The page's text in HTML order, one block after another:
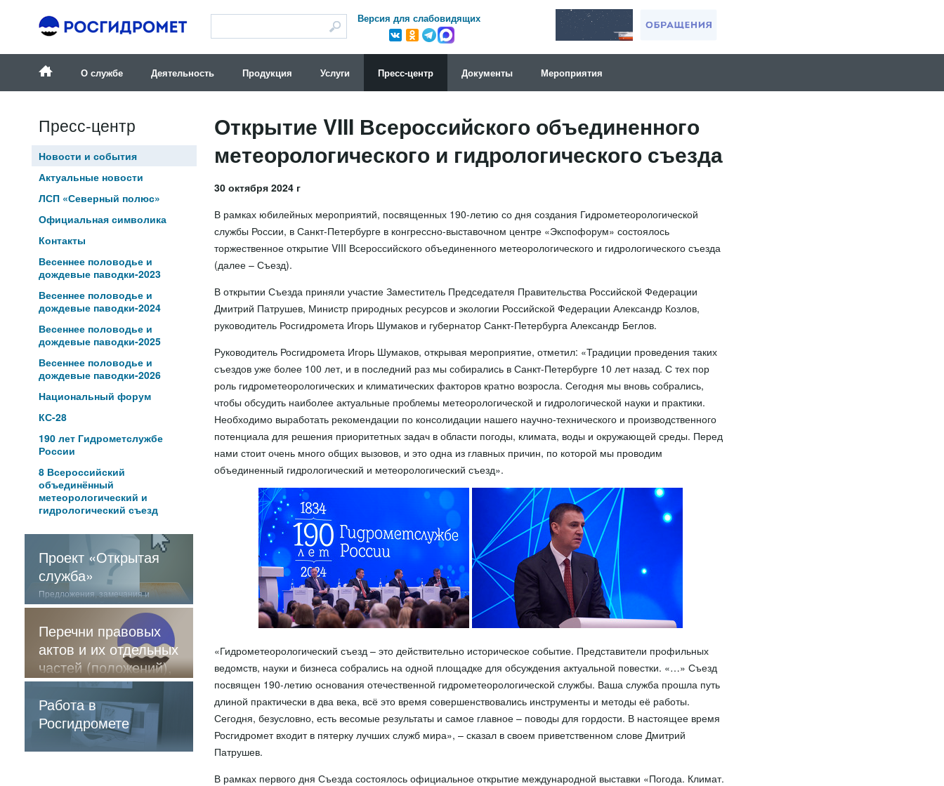
Версия для слабовидящих
О службе Деятельность Продукция Услуги Пресс-центр Документы Мероприятия
Пресс-центр
Новости и события
Актуальные новости
ЛСП «Северный полюс»
Официальная символика
Контакты
Весеннее половодье и
дождевые паводки-2023
Весеннее половодье и
дождевые паводки-2024
Весеннее половодье и
дождевые паводки-2025
Весеннее половодье и
дождевые паводки-2026
Национальный форум
КС-28
190 лет Гидрометслужбе
России
8 Всероссийский
объединённый
метеорологический и
гидрологический съезд
Проект «Открытая
служба»
Предложения, замечания и
отзывы о нашей работе
Перечни правовых
актов и их отдельных
частей (положений),
содержащие
обязательные
требования
Работа в
Росгидромете
Открытие VIII Всероссийского объединенного
метеорологического и гидрологического съезда
30 октября 2024 г
В рамках юбилейных мероприятий, посвященных 190-летию со дня создания Гидрометеорологической
службы России, в Санкт-Петербурге в конгрессно-выставочном центре «Экспофорум» состоялось
торжественное открытие VIII Всероссийского объединенного метеорологического и гидрологического съезда
(далее – Съезд).
В открытии Съезда приняли участие Заместитель Председателя Правительства Российской Федерации
Дмитрий Патрушев, Министр природных ресурсов и экологии Российской Федерации Александр Козлов,
руководитель Росгидромета Игорь Шумаков и губернатор Санкт-Петербурга Александр Беглов.
Руководитель Росгидромета Игорь Шумаков, открывая мероприятие, отметил: «Традиции проведения таких
съездов уже более 100 лет, и в последний раз мы собирались в Санкт-Петербурге 10 лет назад. С тех пор
роль гидрометеорологических и климатических факторов кратно возросла. Сегодня мы вновь собрались,
чтобы обсудить наиболее актуальные проблемы метеорологической и гидрологической науки и практики.
Необходимо выработать рекомендации по консолидации нашего научно-технического и производственного
потенциала для решения приоритетных задач в области погоды, климата, воды и окружающей среды. Перед
нами стоит очень много общих вызовов, и это одна из главных причин, по которой мы проводим
объединенный гидрологический и метеорологический съезд».
«Гидрометеорологический съезд – это действительно историческое событие. Представители профильных
ведомств, науки и бизнеса собрались на одной площадке для обсуждения актуальной повестки. «…» Съезд
посвящен 190-летию основания отечественной гидрометеорологической службы. Ваша служба прошла путь
длиной практически в два века, всё это время совершенствовались инструменты и методы её работы.
Сегодня, безусловно, есть весомые результаты и самое главное – поводы для гордости. В настоящее время
Росгидромет входит в пятерку лучших служб мира», – сказал в своем приветственном слове Дмитрий
Патрушев.
В рамках первого дня Съезда состоялось официальное открытие международной выставки «Погода. Климат.